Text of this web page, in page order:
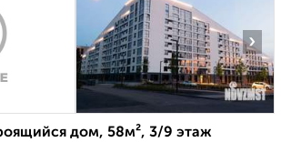
›
дом, 58м², 3/9 этаж